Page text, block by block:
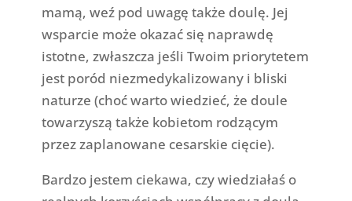
mamą, weź pod uwagę także doulę. Jej
wsparcie może okazać się naprawdę
istotne, zwłaszcza jeśli Twoim priorytetem
jest poród niezmedykalizowany i bliski
naturze (choć warto wiedzieć, że doule
towarzyszą także kobietom rodzącym
przez zaplanowane cesarskie cięcie).
Bardzo jestem ciekawa, czy wiedziałaś o